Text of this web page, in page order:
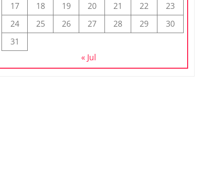
17
18 19 20 21 22
23
24
25 26 27 28 29
30
31
« Jul